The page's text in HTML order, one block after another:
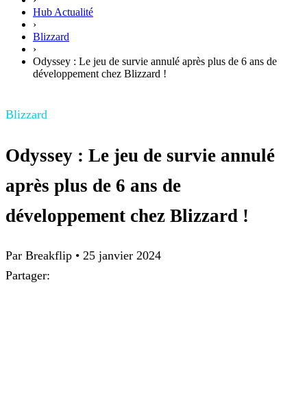
Hub Actualité
›
Blizzard
›
Odyssey : Le jeu de survie annulé après plus de 6 ans de
développement chez Blizzard !
Blizzard
Odyssey : Le jeu de survie annulé
après plus de 6 ans de
développement chez Blizzard !
Par Breakflip • 25 janvier 2024
Partager: